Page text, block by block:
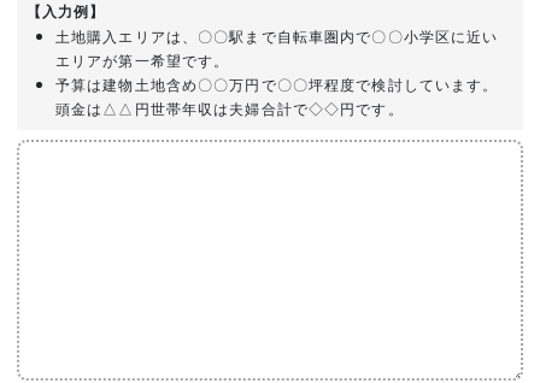
【入力例】
土地購入エリアは、〇〇駅まで自転車圏内で〇〇小学区に近い
エリアが第一希望です。
予算は建物土地含め〇〇万円で〇〇坪程度で検討しています。
頭金は△△円世帯年収は夫婦合計で◇◇円です。